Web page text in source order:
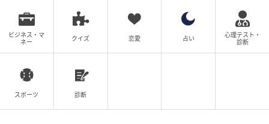
ビジネス・マ
ネー
クイズ 恋愛 占い
心理テスト・
診断
スポーツ 診断